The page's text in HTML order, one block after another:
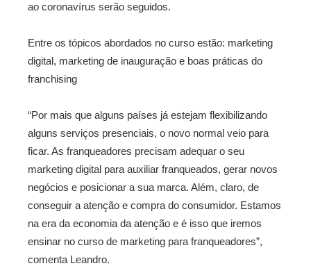
ao coronavírus serão seguidos.
Entre os tópicos abordados no curso estão: marketing
digital, marketing de inauguração e boas práticas do
franchising
“Por mais que alguns países já estejam flexibilizando
alguns serviços presenciais, o novo normal veio para
ficar. As franqueadores precisam adequar o seu
marketing digital para auxiliar franqueados, gerar novos
negócios e posicionar a sua marca. Além, claro, de
conseguir a atenção e compra do consumidor. Estamos
na era da economia da atenção e é isso que iremos
ensinar no curso de marketing para franqueadores”,
comenta Leandro.